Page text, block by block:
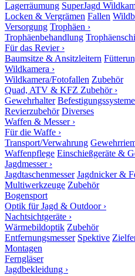
Lagerräumung SuperJagd
Locken & Vergrämen Fallen
Versorgung Trophäen ›
Trophäenbehandlung
Für das Revier ›
Baumsitze & Ansitzleitern
Wildkamera ›
Wildkamera/Fotofallen Zubehör
Quad, ATV & KFZ Zubehör ›
Gewehrhalter
Revierzubehör Diverses
Waffen & Messer ›
Für die Waffe ›
Transport/Verwahrung
Waffenpflege Einschießgeräte &
Jagdmesser ›
Jagdtaschenmesser Jagdnicker &
Multiwerkzeuge Zubehör
Bogensport
Optik für Jagd & Outdoor ›
Nachtsichtgeräte ›
Wärmebildoptik Zubehör
Entfernungsmesser Spektive
Montagen
Ferngläser
Jagdbekleidung ›